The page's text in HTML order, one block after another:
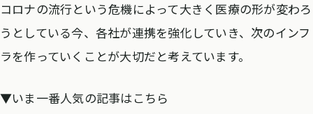
コロナの流行という危機によって大きく医療の形が変わろ
うとしている今、各社が連携を強化していき、次のインフ
ラを作っていくことが大切だと考えています。
▼いま一番人気の記事はこちら